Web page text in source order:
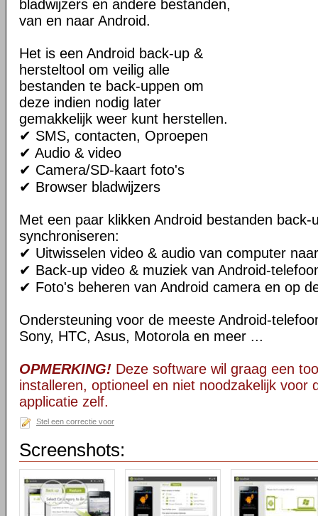
bladwijzers en andere bestanden,
van en naar Android.
Het is een Android back-up &
hersteltool om veilig alle
bestanden te back-uppen om
deze indien nodig later
gemakkelijk weer kunt herstellen.
✔ SMS, contacten, Oproepen
✔ Audio & video
✔ Camera/SD-kaart foto's
✔ Browser bladwijzers
Met een paar klikken Android bestanden back-
synchroniseren:
✔ Uitwisselen video & audio van computer
✔ Back-up video & muziek van Android-
✔ Foto's beheren van Android camera en op
Ondersteuning voor de meeste Android-
Sony, HTC, Asus, Motorola en meer ...
OPMERKING! Deze software wil graag een
installeren, optioneel en niet noodzakelijk voor
applicatie zelf.
Stel een correctie voor
Screenshots: